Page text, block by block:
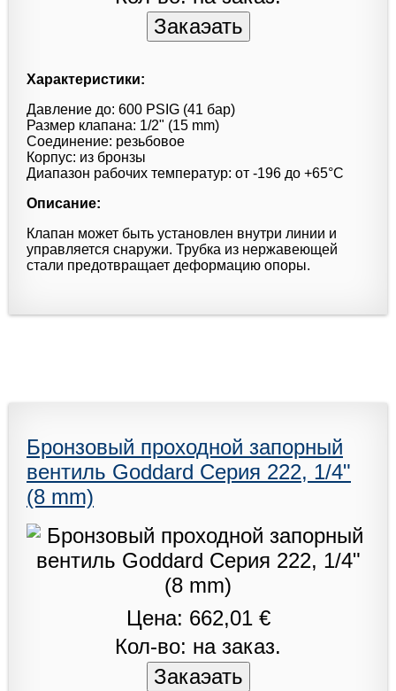
Характеристики:
Давление до: 600 PSIG (41 бар)
Размер клапана: 1/2" (15 mm)
Соединение: резьбовое
Корпус: из бронзы
Диапазон рабочих температур: от -196 до +65°С
Описание:
Клапан может быть установлен внутри линии и
управляется снаружи. Трубка из нержавеющей
стали предотвращает деформацию опоры.
Бронзовый проходной запорный
вентиль Goddard Серия 222, 1/4"
(8 mm)
Цена: 662,01 €
Кол-во: на заказ.